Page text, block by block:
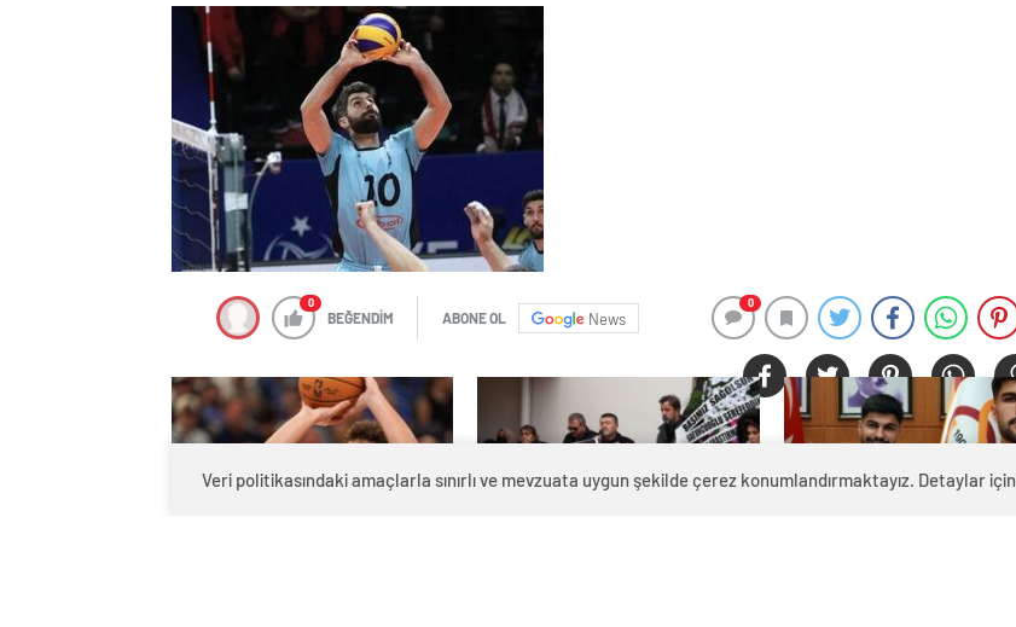
0
BEĞENDİM ABONE OL News
0
Veri politikasındaki amaçlarla sınırlı ve mevzuata uygun şekilde çerez konumlandırmaktayız. Detaylar için